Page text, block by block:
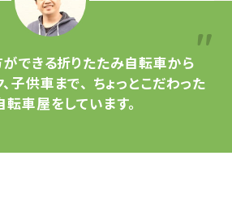
できる折りたたみ自転車から
子供車まで、 ちょっとこだわった
車屋をしています。